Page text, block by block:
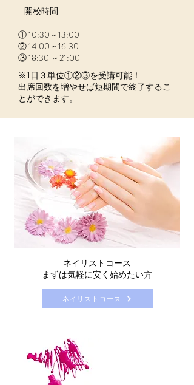
​開校時間
① 10:30 ~ 13:00
② 14:00 ~ 16:30
③ 18:30 ~ 21:00
※1日３単位①②③を受講可能！
出席回数を増やせば短期間で終了するこ
とができます。
​ネイリストコース
まずは気軽に安く始めたい方
ネイリストコース